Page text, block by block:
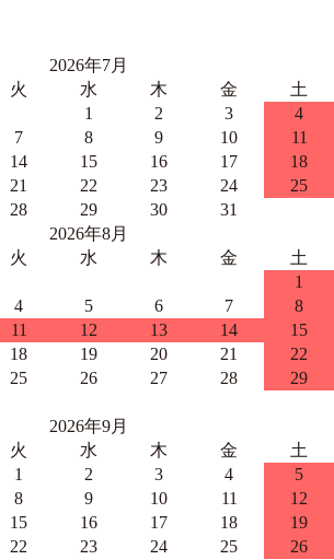
2026年7月
火 水 木 金
土
1
2 3
4
7 8 9 10
11
14 15 16 17
18
21 22 23 24
25
28 29 30
31
2026年8月
火 水 木 金
土
1
4 5 6 7
8
11 12 13 14
15
18 19 20 21
22
25 26 27 28
29
2026年9月
火 水 木 金
土
1
2 3 4
5
8 9 10 11
12
15 16 17 18
19
22 23 24 25
26